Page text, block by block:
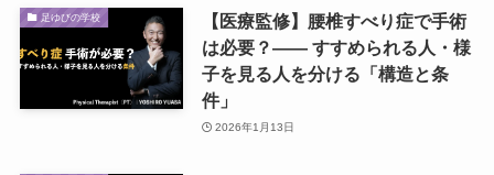
足ゆびの学校
【医療監修】腰椎すべり症で手術
は必要？―― すすめられる人・様
子を見る人を分ける「構造と条
件」
2026年1月13日